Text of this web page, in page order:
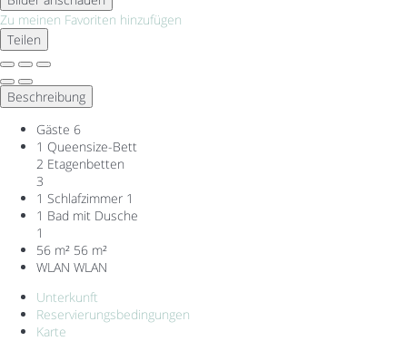
Zu meinen Favoriten hinzufügen
Teilen
Beschreibung
Gäste 6
1 Queensize-Bett
2 Etagenbetten
3
1 Schlafzimmer 1
1 Bad mit Dusche
1
56 m² 56 m²
WLAN WLAN
Unterkunft
Reservierungsbedingungen
Karte